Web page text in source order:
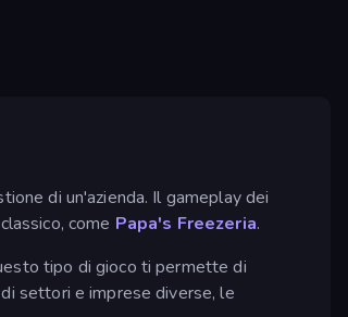
di un'azienda. Il gameplay dei
come Papa's Freezeria.
tipo di gioco ti permette di
settori e imprese diverse, le